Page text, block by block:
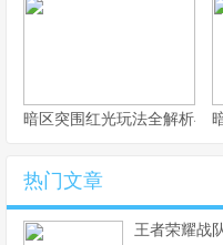
暗区突围红光玩法全解析与
热门文章
王者荣耀战